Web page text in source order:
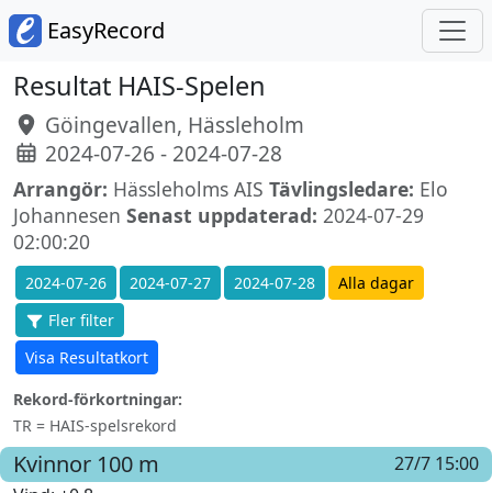
EasyRecord
Resultat HAIS-Spelen
Göingevallen, Hässleholm
2024-07-26 - 2024-07-28
Arrangör: Hässleholms AIS Tävlingsledare: Elo
Johannesen Senast uppdaterad: 2024-07-29
02:00:20
2024-07-26 2024-07-27 2024-07-28
Alla dagar
Fler filter
Visa Resultatkort
Rekord-förkortningar:
TR = HAIS-spelsrekord
Kvinnor 100 m
27/7 15:00